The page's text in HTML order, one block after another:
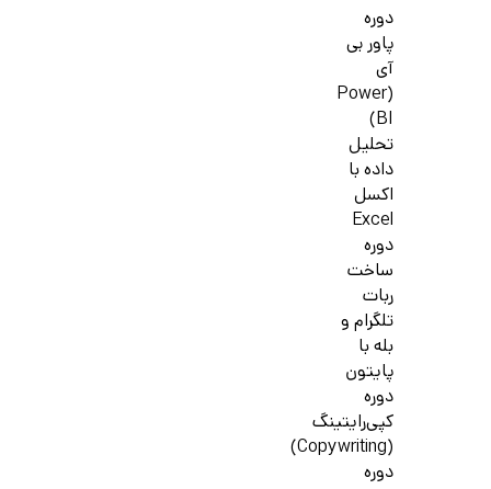
دوره
پاور بی
آی
(Power
BI)
تحلیل
داده با
اکسل
Excel
دوره
ساخت
ربات
تلگرام و
بله با
پایتون
دوره
کپی‌رایتینگ
(Copywriting)
دوره